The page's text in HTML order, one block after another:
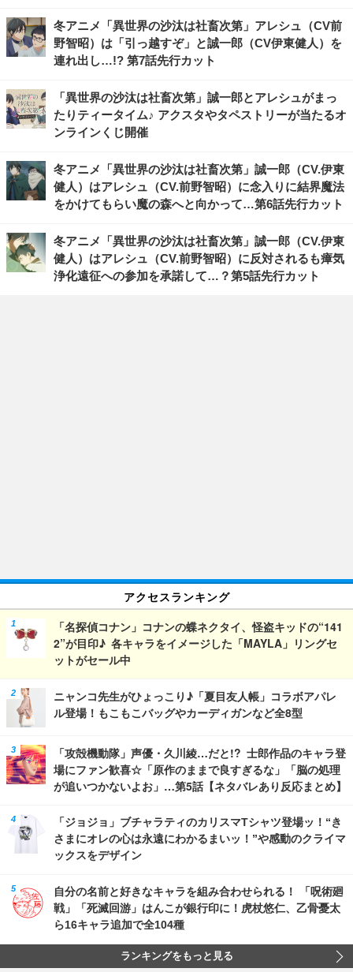
冬アニメ「異世界の沙汰は社畜次第」アレシュ（CV前
野智昭）は「引っ越すぞ」と誠一郎（CV伊東健人）を
連れ出し…!? 第7話先行カット
「異世界の沙汰は社畜次第」誠一郎とアレシュがまっ
たりティータイム♪ アクスタやタペストリーが当たるオ
ンラインくじ開催
冬アニメ「異世界の沙汰は社畜次第」誠一郎（CV.伊東
健人）はアレシュ（CV.前野智昭）に念入りに結界魔法
をかけてもらい魔の森へと向かって…第6話先行カット
冬アニメ「異世界の沙汰は社畜次第」誠一郎（CV.伊東
健人）はアレシュ（CV.前野智昭）に反対されるも瘴気
浄化遠征への参加を承諾して…？第5話先行カット
アクセスランキング
「名探偵コナン」コナンの蝶ネクタイ、怪盗キッドの“141
2”が目印♪ 各キャラをイメージした「MAYLA」リングセ
ットがセール中
ニャンコ先生がひょっこり♪「夏目友人帳」コラボアパレ
ル登場！もこもこバッグやカーディガンなど全8型
「攻殻機動隊」声優・久川綾…だと!? 士郎作品のキャラ登
場にファン歓喜☆「原作のままで良すぎるな」「脳の処理
が追いつかないよお」…第5話【ネタバレあり反応まとめ】
「ジョジョ」ブチャラティのカリスマTシャツ登場ッ！“き
さまにオレの心は永遠にわかるまいッ！”や感動のクライマ
ックスをデザイン
自分の名前と好きなキャラを組み合わせられる！ 「呪術廻
戦」「死滅回游」はんこが銀行印に！虎杖悠仁、乙骨憂太
ら16キャラ追加で全104種
ランキングをもっと見る